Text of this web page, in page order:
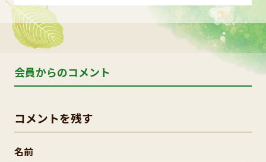
会員からのコメント
コメントを残す
名前